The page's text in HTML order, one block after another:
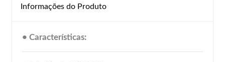
Informações do Produto
• Características: